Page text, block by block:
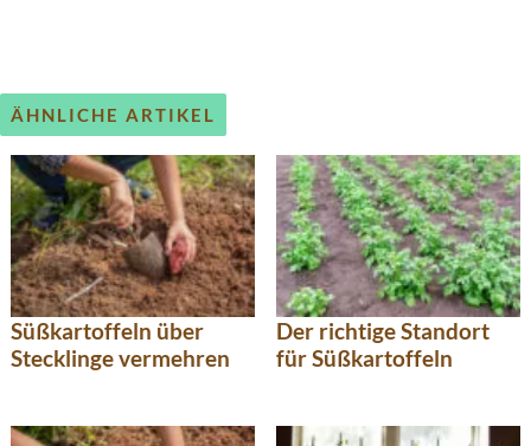
ÄHNLICHE ARTIKEL
Süßkartoffeln über
Stecklinge vermehren
Der richtige Standort
für Süßkartoffeln